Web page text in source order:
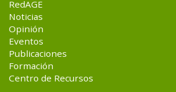
RedAGE
Noticias
Opinión
Eventos
Publicaciones
Formación
Centro de Recursos